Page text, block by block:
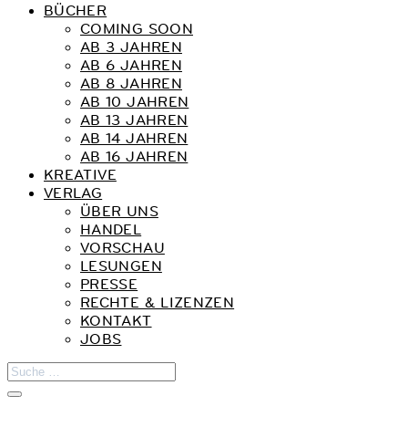
BÜCHER
COMING SOON
AB 3 JAHREN
AB 6 JAHREN
AB 8 JAHREN
AB 10 JAHREN
AB 13 JAHREN
AB 14 JAHREN
AB 16 JAHREN
KREATIVE
VERLAG
ÜBER UNS
HANDEL
VORSCHAU
LESUNGEN
PRESSE
RECHTE & LIZENZEN
KONTAKT
JOBS